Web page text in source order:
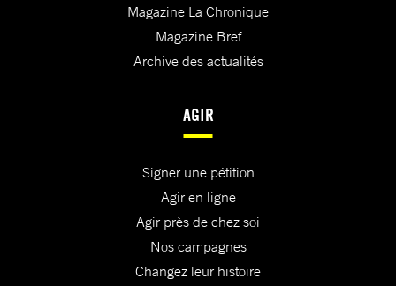
Magazine La Chronique
Magazine Bref
Archive des actualités
AGIR
Signer une pétition
Agir en ligne
Agir près de chez soi
Nos campagnes
Changez leur histoire